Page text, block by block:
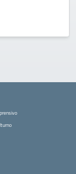
iniziale della scuola